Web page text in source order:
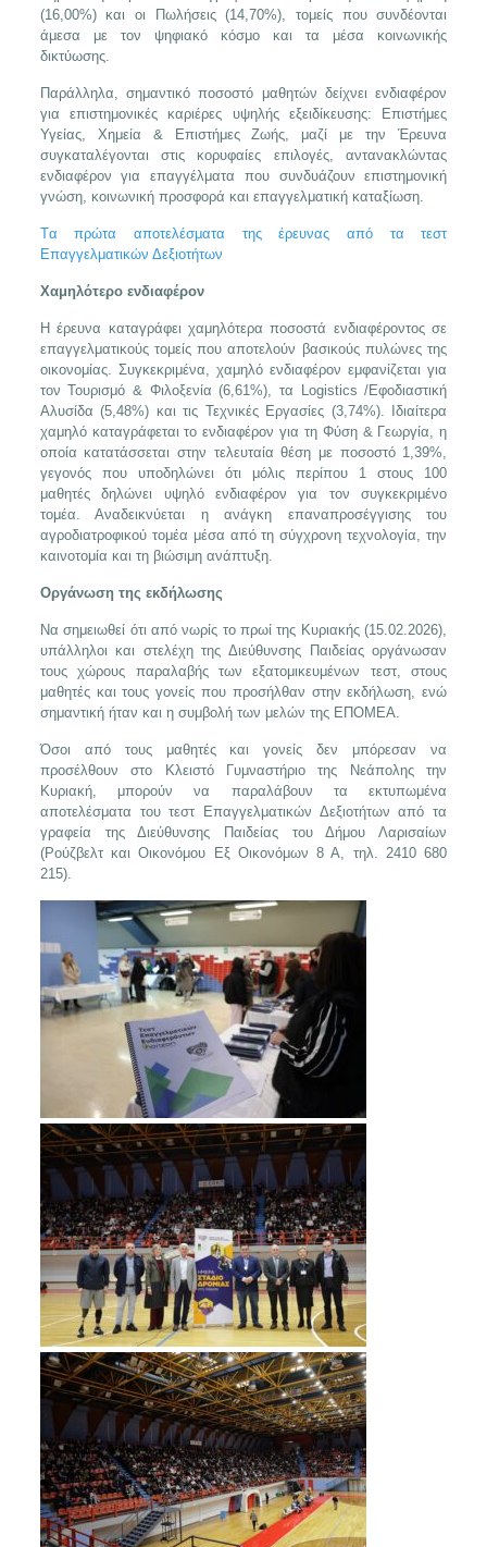
(16,00%) και οι Πωλήσεις (14,70%), τομείς που συνδέονται
άμεσα με τον ψηφιακό κόσμο και τα μέσα κοινωνικής
δικτύωσης.
Παράλληλα, σημαντικό ποσοστό μαθητών δείχνει ενδιαφέρον
για επιστημονικές καριέρες υψηλής εξειδίκευσης: Επιστήμες
Υγείας, Χημεία & Επιστήμες Ζωής, μαζί με την Έρευνα
συγκαταλέγονται στις κορυφαίες επιλογές, αντανακλώντας
ενδιαφέρον για επαγγέλματα που συνδυάζουν επιστημονική
γνώση, κοινωνική προσφορά και επαγγελματική καταξίωση.
Tα πρώτα αποτελέσματα της έρευνας από τα τεστ
Επαγγελματικών Δεξιοτήτων
Χαμηλότερο ενδιαφέρον
Η έρευνα καταγράφει χαμηλότερα ποσοστά ενδιαφέροντος σε
επαγγελματικούς τομείς που αποτελούν βασικούς πυλώνες της
οικονομίας. Συγκεκριμένα, χαμηλό ενδιαφέρον εμφανίζεται για
τον Τουρισμό & Φιλοξενία (6,61%), τα Logistics /Εφοδιαστική
Αλυσίδα (5,48%) και τις Τεχνικές Εργασίες (3,74%). Ιδιαίτερα
χαμηλό καταγράφεται το ενδιαφέρον για τη Φύση & Γεωργία, η
οποία κατατάσσεται στην τελευταία θέση με ποσοστό 1,39%,
γεγονός που υποδηλώνει ότι μόλις περίπου 1 στους 100
μαθητές δηλώνει υψηλό ενδιαφέρον για τον συγκεκριμένο
τομέα. Αναδεικνύεται η ανάγκη επαναπροσέγγισης του
αγροδιατροφικού τομέα μέσα από τη σύγχρονη τεχνολογία, την
καινοτομία και τη βιώσιμη ανάπτυξη.
Οργάνωση της εκδήλωσης
Να σημειωθεί ότι από νωρίς το πρωί της Κυριακής (15.02.2026),
υπάλληλοι και στελέχη της Διεύθυνσης Παιδείας οργάνωσαν
τους χώρους παραλαβής των εξατομικευμένων τεστ, στους
μαθητές και τους γονείς που προσήλθαν στην εκδήλωση, ενώ
σημαντική ήταν και η συμβολή των μελών της ΕΠΟΜΕΑ.
Όσοι από τους μαθητές και γονείς δεν μπόρεσαν να
προσέλθουν στο Κλειστό Γυμναστήριο της Νεάπολης την
Κυριακή, μπορούν να παραλάβουν τα εκτυπωμένα
αποτελέσματα του τεστ Επαγγελματικών Δεξιοτήτων από τα
γραφεία της Διεύθυνσης Παιδείας του Δήμου Λαρισαίων
(Ρούζβελτ και Οικονόμου Εξ Οικονόμων 8 Α, τηλ. 2410 680
215).